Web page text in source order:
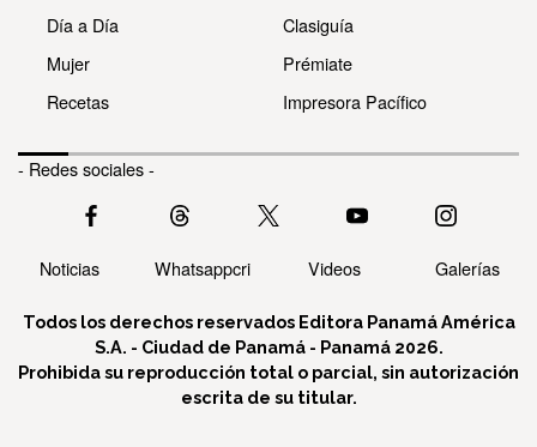
Día a Día
Mujer
Recetas
Clasiguía
Prémiate
Impresora Pacífico
- Redes sociales -
Noticias Whatsappcri Videos Galerías
Todos los derechos reservados Editora Panamá América
S.A. - Ciudad de Panamá - Panamá 2026.
Prohibida su reproducción total o parcial, sin autorización
escrita de su titular.